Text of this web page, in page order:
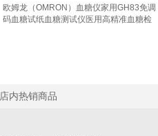
欧姆龙（OMRON） 血糖仪家用GH83免调
码血糖试纸血糖测试仪医用高精准血糖检
店内热销商品